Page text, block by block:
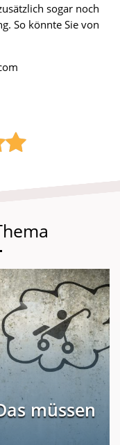
sogar noch
So könnte Sie von
müssen